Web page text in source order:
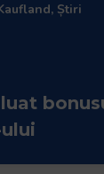
, Știri